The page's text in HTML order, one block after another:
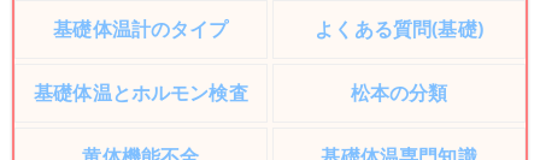
基礎体温計のタイプ よくある質問(基礎)
基礎体温とホルモン検査 松本の分類